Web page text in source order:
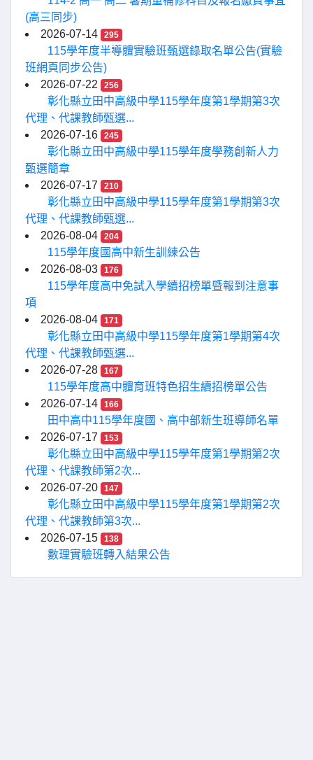
(高三同步)
2026-07-14
295
115學年度半導體實驗班甄選錄取名單公告(實驗
班網頁同步公告)
2026-07-22
256
彰化縣立田中高級中學115學年度第1學期第3次
代理、代課教師甄選...
2026-07-16
245
彰化縣立田中高級中學115學年度學務創新人力
甄選簡章
2026-07-17
210
彰化縣立田中高級中學115學年度第1學期第3次
代理、代課教師甄選...
2026-08-04
204
115學年度國高中新生訓練公告
2026-08-03
176
115學年度高中免試入學續招榜單暨報到注意事
項
2026-08-04
171
彰化縣立田中高級中學115學年度第1學期第4次
代理、代課教師甄選...
2026-07-28
167
115學年度高中體育班特色招生續招榜單公告
2026-07-14
166
田中高中115學年度國、高中部新生班導師名單
2026-07-17
153
彰化縣立田中高級中學115學年度第1學期第2次
代理、代課教師第2次...
2026-07-20
147
彰化縣立田中高級中學115學年度第1學期第2次
代理、代課教師第3次...
2026-07-15
138
數理實驗班轉入結果公告